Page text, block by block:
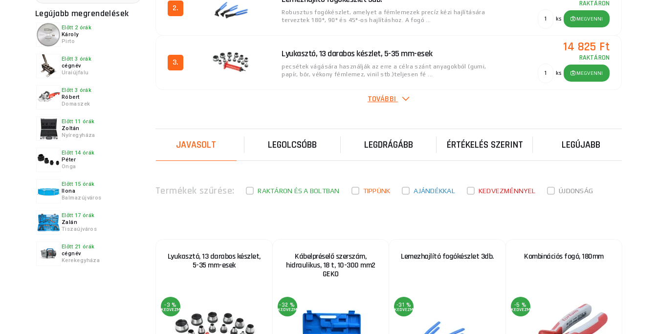
Legújabb megrendelések
Előtt 2 órák
Károly
Pirto
Előtt 3 órák
cégnév
Uraiújfalu
Előtt 3 órák
Róbert
Domaszek
Előtt 11 órák
Zoltán
Nyíregyháza
Előtt 14 órák
Péter
Onga
Előtt 15 órák
Ilona
Balmazújváros
Előtt 17 órák
Zalán
Tiszaújváros
Előtt 21 órák
cégnév
Kerekegyháza
2.
Robusztus fogókészlet, amelyet a fémlemezek precíz kézi hajlítására
terveztek 180°, 90° és 45°-os hajlításhoz. A fogó ...
RAKTÁRON
ks MEGVENNI
3.
Lyukasztó, 13 darabos készlet, 5-35 mm-esek
pecsétek vágására használják az erre a célra szánt anyagokból (gumi,
papír, bőr, vékony fémlemez, vinil stb.)teljesen fé ...
14 825 Ft
RAKTÁRON
ks MEGVENNI
paraméter: párhuzamos sima pofák 0-52 mm tartományban ...
ks
Állítható fogókulcs, 180mm, CrV
Önbeálló fogó 200 mm-es lecsupaszításhoz. KNIPEX 12 40 200 34 870 Ft
TOVÁBBI
JAVASOLT LEGOLCSÓBB LEGDRÁGÁBB ÉRTÉKELÉS SZERINT LEGÚJABB
Termékek szűrése: RAKTÁRON ÉS A BOLTBAN TIPPÜNK AJÁNDÉKKAL KEDVEZMÉNNYEL ÚJDONSÁG
Lyukasztó, 13 darabos készlet,
5-35 mm-esek
-3 %
KEDVEZMÉNY
Kábelpréselő szerszám,
hidraulikus, 18 t, 10-300 mm2
GEKO
-32 %
KEDVEZMÉNY
Lemezhajlító fogókészlet 3db.
-31 %
KEDVEZMÉNY
Kombinációs fogó, 180mm
-5 %
KEDVEZMÉNY